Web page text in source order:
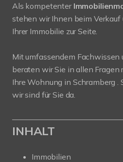
Als kompetenter
stehen wir Ihnen beim Verkauf
Ihrer Immobilie zur Seite.
Mit umfassendem Fachwissen
beraten wir Sie in allen Fragen
Ihre Wohnung in Schramberg .
wir sind für Sie da.
INHALT
Immobilien